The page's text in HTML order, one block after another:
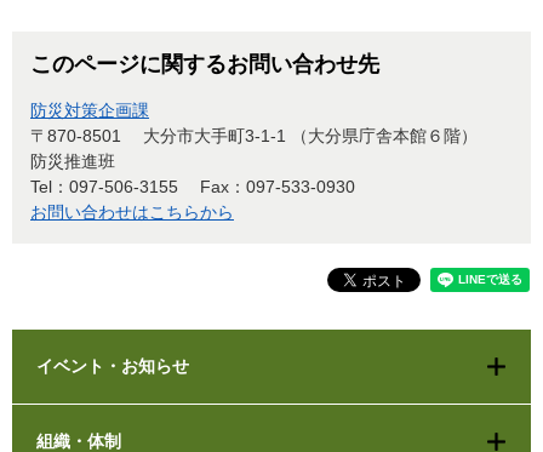
このページに関するお問い合わせ先
防災対策企画課
〒870-8501
大分市大手町3-1-1 （大分県庁舎本館６階）
防災推進班
Tel：097-506-3155
Fax：097-533-0930
お問い合わせはこちらから
イベント・お知らせ
組織・体制